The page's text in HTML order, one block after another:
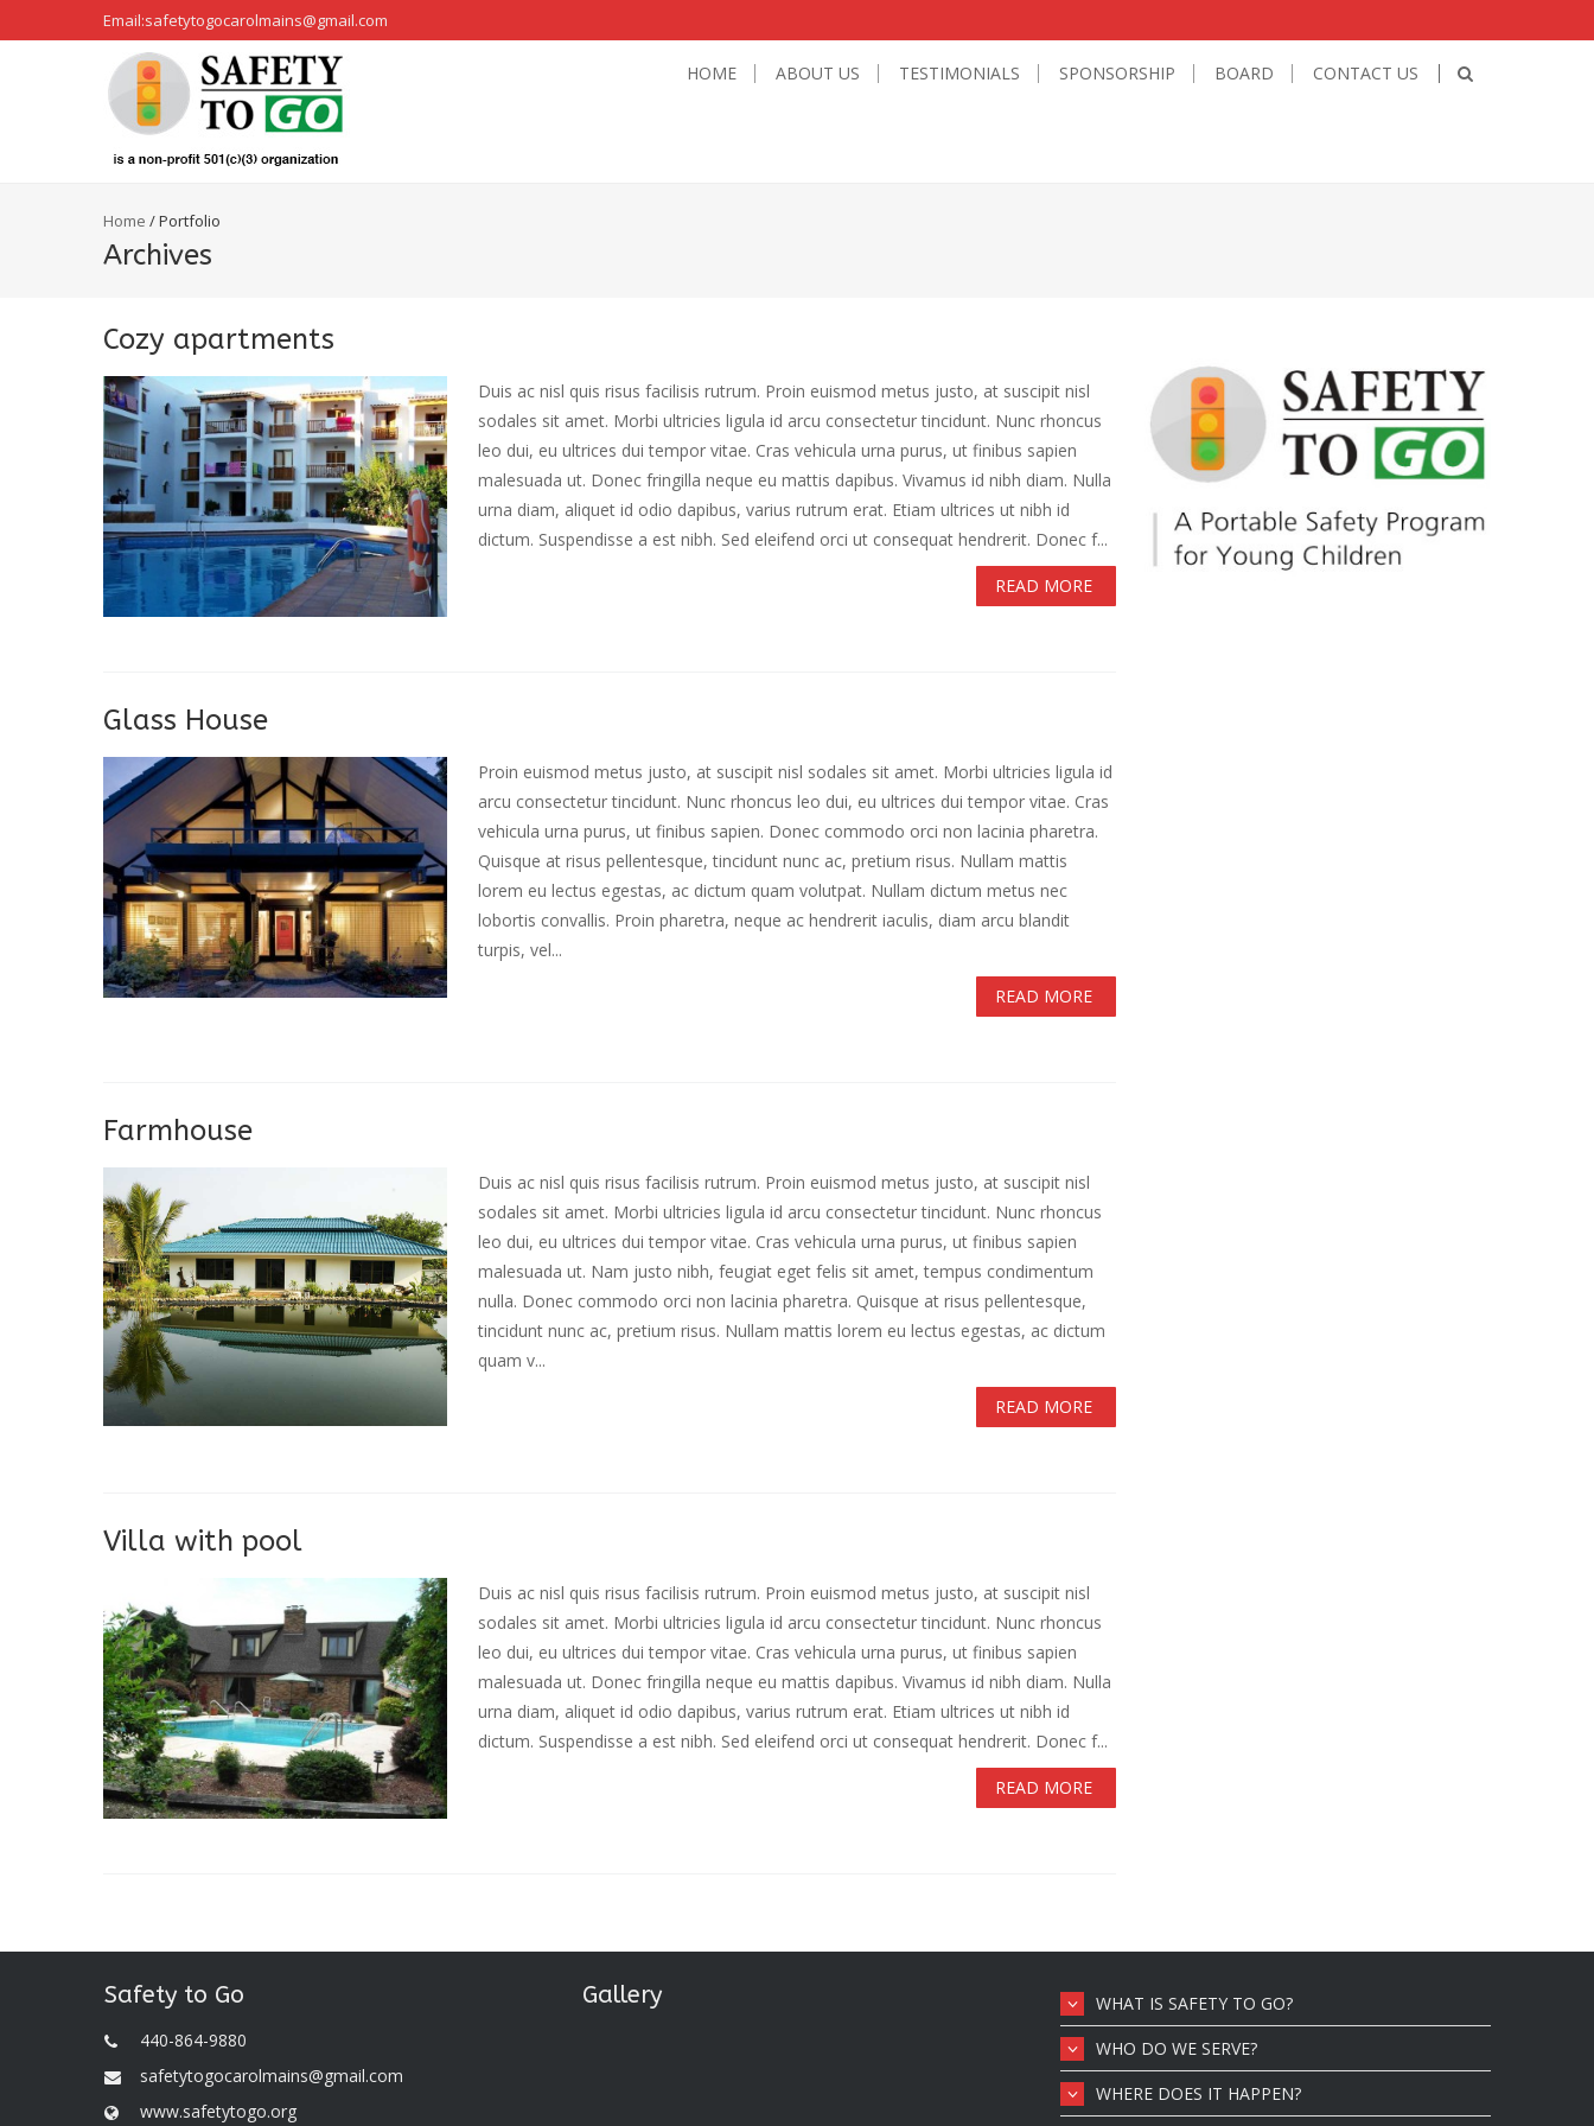
Email:safetytogocarolmains@gmail.com
HOME ABOUT US TESTIMONIALS SPONSORSHIP BOARD CONTACT US
Home /Portfolio
Archives
Cozy apartments
Duis ac nisl quis risus facilisis rutrum. Proin euismod metus justo, at suscipit nisl
sodales sit amet. Morbi ultricies ligula id arcu consectetur tincidunt. Nunc rhoncus
leo dui, eu ultrices dui tempor vitae. Cras vehicula urna purus, ut finibus sapien
malesuada ut. Donec fringilla neque eu mattis dapibus. Vivamus id nibh diam. Nulla
urna diam, aliquet id odio dapibus, varius rutrum erat. Etiam ultrices ut nibh id
dictum. Suspendisse a est nibh. Sed eleifend orci ut consequat hendrerit. Donec f...
READ MORE
Glass House
Proin euismod metus justo, at suscipit nisl sodales sit amet. Morbi ultricies ligula id
arcu consectetur tincidunt. Nunc rhoncus leo dui, eu ultrices dui tempor vitae. Cras
vehicula urna purus, ut finibus sapien. Donec commodo orci non lacinia pharetra.
Quisque at risus pellentesque, tincidunt nunc ac, pretium risus. Nullam mattis
lorem eu lectus egestas, ac dictum quam volutpat. Nullam dictum metus nec
lobortis convallis. Proin pharetra, neque ac hendrerit iaculis, diam arcu blandit
turpis, vel...
READ MORE
Farmhouse
Duis ac nisl quis risus facilisis rutrum. Proin euismod metus justo, at suscipit nisl
sodales sit amet. Morbi ultricies ligula id arcu consectetur tincidunt. Nunc rhoncus
leo dui, eu ultrices dui tempor vitae. Cras vehicula urna purus, ut finibus sapien
malesuada ut. Nam justo nibh, feugiat eget felis sit amet, tempus condimentum
nulla. Donec commodo orci non lacinia pharetra. Quisque at risus pellentesque,
tincidunt nunc ac, pretium risus. Nullam mattis lorem eu lectus egestas, ac dictum
quam v...
READ MORE
Villa with pool
Duis ac nisl quis risus facilisis rutrum. Proin euismod metus justo, at suscipit nisl
sodales sit amet. Morbi ultricies ligula id arcu consectetur tincidunt. Nunc rhoncus
leo dui, eu ultrices dui tempor vitae. Cras vehicula urna purus, ut finibus sapien
malesuada ut. Donec fringilla neque eu mattis dapibus. Vivamus id nibh diam. Nulla
urna diam, aliquet id odio dapibus, varius rutrum erat. Etiam ultrices ut nibh id
dictum. Suspendisse a est nibh. Sed eleifend orci ut consequat hendrerit. Donec f...
READ MORE
Safety to Go
440-864-9880
safetytogocarolmains@gmail.com
www.safetytogo.org
Gallery
WHAT IS SAFETY TO GO?
WHO DO WE SERVE?
WHERE DOES IT HAPPEN?